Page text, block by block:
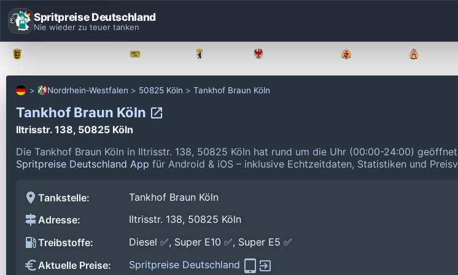
Spritpreise Deutschland
Nie wieder zu teuer tanken
Nordrhein-Westfalen 50825 Köln Tankhof Braun Köln
Tankhof Braun Köln
Iltrisstr. 138, 50825 Köln
Die Tankhof Braun Köln in Iltrisstr. 138, 50825 Köln hat rund um die Uhr (00:00-24:00)
Spritpreise Deutschland App für Android & iOS – inklusive Echtzeitdaten, Statistiken und
Tankstelle:
Tankhof Braun Köln
Adresse:
Iltrisstr. 138, 50825 Köln
Treibstoffe:
Diesel ✅, Super E10 ✅, Super E5 ✅
Aktuelle Preise:
Spritpreise Deutschland